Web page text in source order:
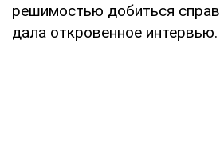
решимостью добиться
дала откровенное интервью.